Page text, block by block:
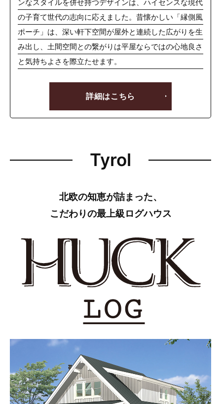
ンなスタイルを併せ持つデザインは、ハイセンスな現代
の子育て世代の志向に応えました。昔懐かしい「縁側風
ポーチ」は、深い軒下空間が屋外と連続した広がりを生
み出し、土間空間との繋がりは平屋ならではの心地良さ
と気持ちよさを際立たせます。
詳細はこちら
Tyrol
北欧の知恵が詰まった、
こだわりの最上級ログハウス